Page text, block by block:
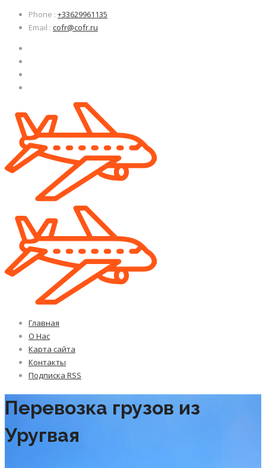
Phone : +33629961135
Email : cofr@cofr.ru
Главная
О Нас
Карта сайта
Контакты
Подписка RSS
Перевозка грузов из
Уругвая